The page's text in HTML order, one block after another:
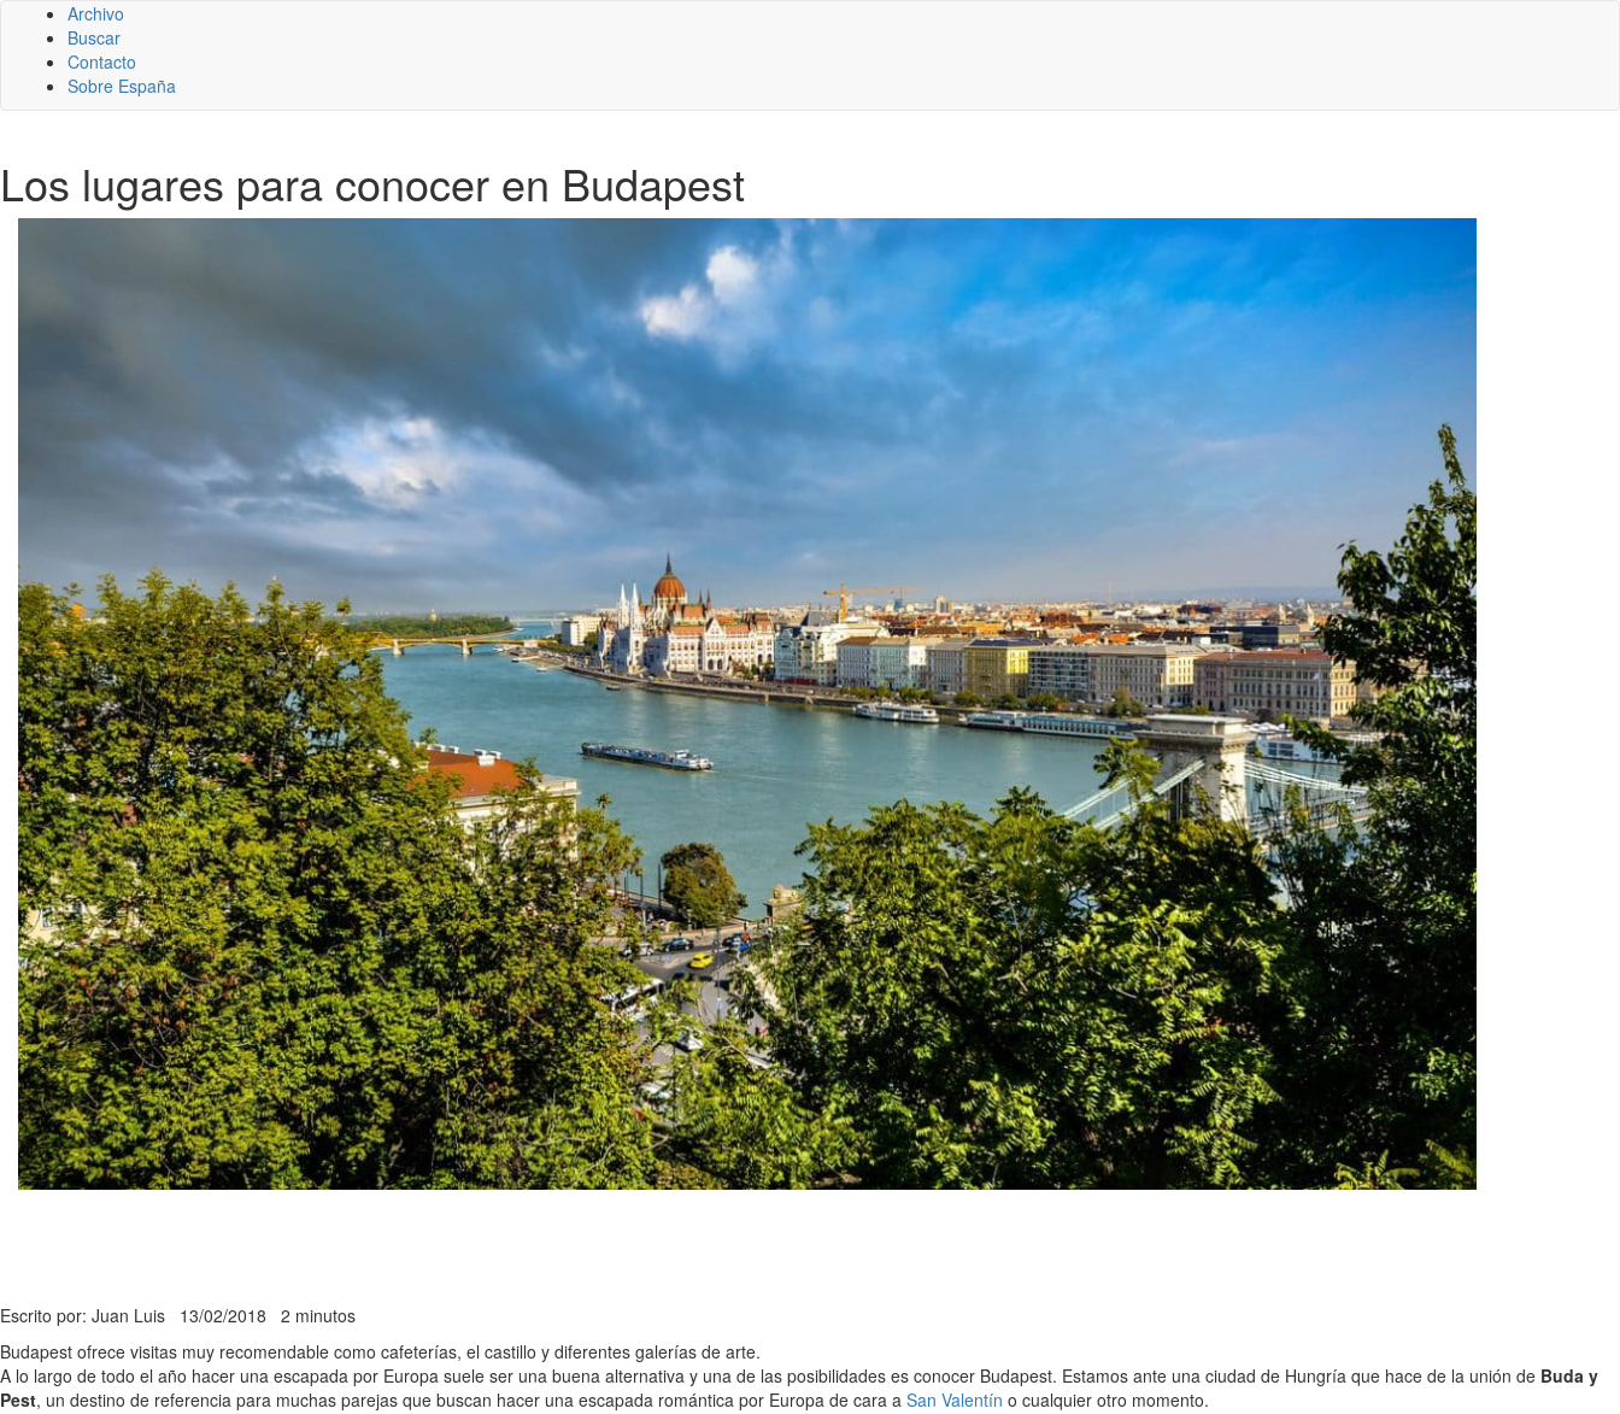
Archivo
Buscar
Contacto
Sobre España
Los lugares para conocer en Budapest
Escrito por: Juan Luis 13/02/2018 2 minutos
Budapest ofrece visitas muy recomendable como cafeterías, el castillo y diferentes galerías de arte.
A lo largo de todo el año hacer una escapada por Europa suele ser una buena alternativa y una de las posibilidades es conocer Budapest. Estamos ante una ciudad de Hungría que hace de la unión de Buda y
Pest, un destino de referencia para muchas parejas que buscan hacer una escapada romántica por Europa de cara a San Valentín o cualquier otro momento.